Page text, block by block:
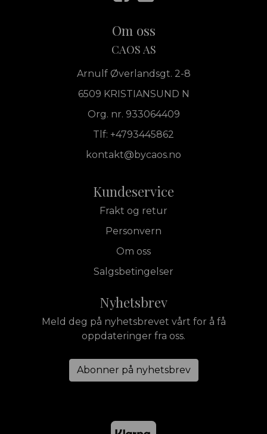
Om oss
CAOS AS
Arnulf Øverlandsgt. 2-8
6509 KRISTIANSUND N
Org. nr. 933064409
Tlf: +4793445862
kontakt@bycaos.no
Kundeservice
Frakt og retur
Personvern
Om oss
Salgsbetingelser
Nyhetsbrev
Meld deg på nyhetsbrevet vårt for å få
oppdateringer fra oss.
Abonner på nyhetsbrev